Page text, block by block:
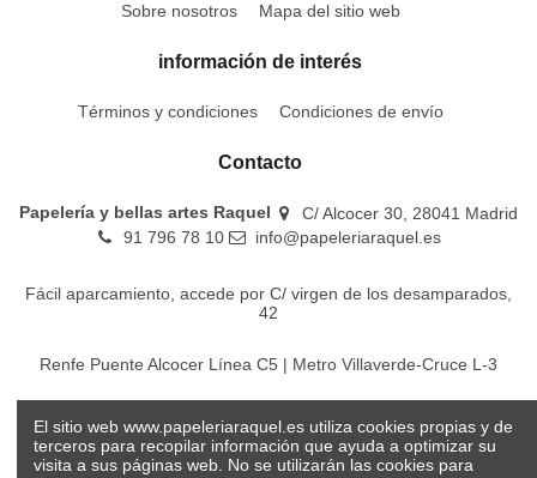
Sobre nosotros
Mapa del sitio web
información de interés
Términos y condiciones Condiciones de envío
Contacto
Papelería y bellas artes Raquel
C/ Alcocer 30, 28041 Madrid
91 796 78 10
info@papeleriaraquel.es
Fácil aparcamiento, accede por C/ virgen de los desamparados,
42
Renfe Puente Alcocer Línea C5 | Metro Villaverde-Cruce L-3
El sitio web www.papeleriaraquel.es utiliza cookies propias y de
terceros para recopilar información que ayuda a optimizar su
visita a sus páginas web. No se utilizarán las cookies para